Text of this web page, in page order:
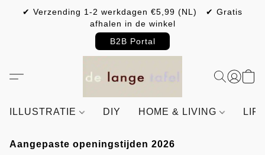
✔ Verzending 1-2 werkdagen €5,99 (NL) ✔ Gratis
afhalen in de winkel
B2B Portal
ILLUSTRATIE DIY HOME & LIVING
Aangepaste openingstijden 2026